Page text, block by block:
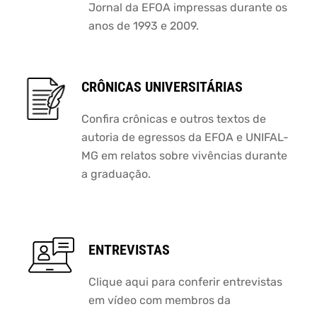
Jornal da EFOA impressas durante os
anos de 1993 e 2009.
CRÔNICAS UNIVERSITÁRIAS
Confira crônicas e outros textos de
autoria de egressos da EFOA e UNIFAL-
MG em relatos sobre vivências durante
a graduação.
ENTREVISTAS
Clique aqui para conferir entrevistas
em vídeo com membros da